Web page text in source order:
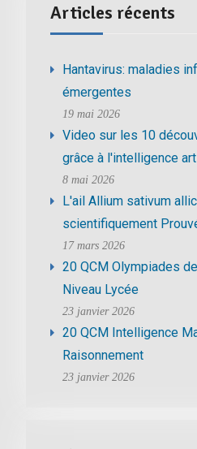
Articles récents
Hantavirus: maladies
émergentes
19 mai 2026
Video sur les 10
grâce à l'intelligence
8 mai 2026
L'ail Allium sativum
scientifiquement
17 mars 2026
20 QCM Olympiades
Niveau Lycée
23 janvier 2026
20 QCM Intelligence
Raisonnement
23 janvier 2026